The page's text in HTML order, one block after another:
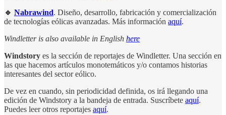
🔹 Nabrawind. Diseño, desarrollo, fabricación y comercialización
de tecnologías eólicas avanzadas. Más información aquí.
Windletter is also available in English here
Windstory es la sección de reportajes de Windletter. Una sección en
las que hacemos artículos monotemáticos y/o contamos historias
interesantes del sector eólico.
De vez en cuando, sin periodicidad definida, os irá llegando una
edición de Windstory a la bandeja de entrada. Suscríbete aquí.
Puedes leer otros reportajes aquí.